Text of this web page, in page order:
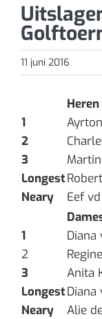
11 juni 2016
1
2
3
Longest
Neary
Eef
1
Diana
2
3
Anita
LongestDiana
Neary
Alie